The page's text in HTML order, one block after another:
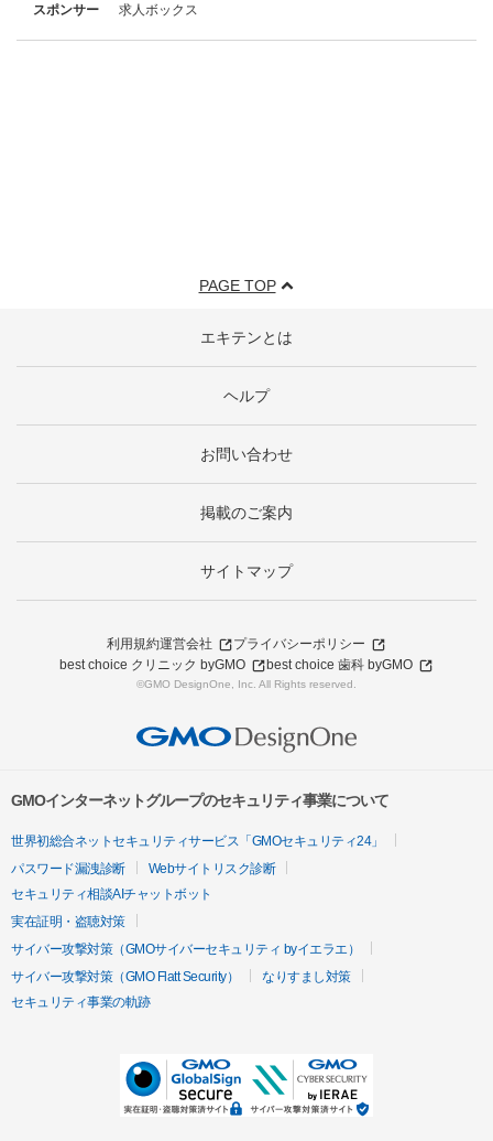
スポンサー
求人ボックス
PAGE TOP
エキテンとは
ヘルプ
お問い合わせ
掲載のご案内
サイトマップ
利用規約運営会社
プライバシーポリシー
best choice クリニック byGMO
best choice 歯科 byGMO
©GMO DesignOne, Inc. All Rights reserved.
GMOインターネットグループのセキュリティ事業について
世界初総合ネットセキュリティサービス「GMOセキュリティ24」
パスワード漏洩診断
Webサイトリスク診断
セキュリティ相談AIチャットボット
実在証明・盗聴対策
サイバー攻撃対策（GMOサイバーセキュリティ byイエラエ）
サイバー攻撃対策（GMO Flatt Security）
なりすまし対策
セキュリティ事業の軌跡